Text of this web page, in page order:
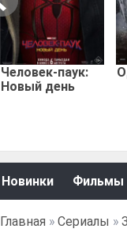
Человек-паук:
Новый день
Новинки Фильмы
Главная » Сериалы »